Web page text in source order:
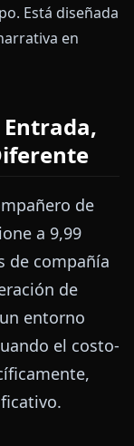
Está diseñada
en
de
a 9,99
de compañía
de
entorno
el costo-